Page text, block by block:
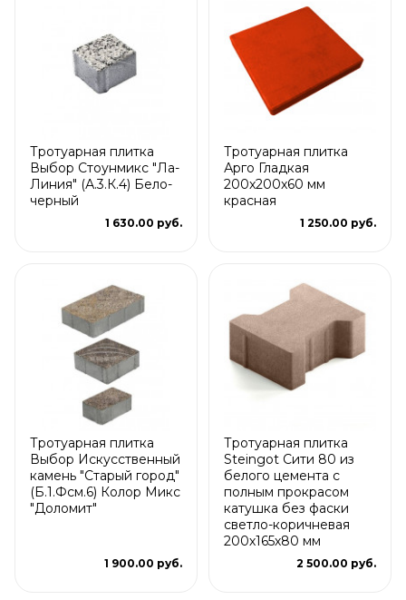
Тротуарная плитка
Выбор Стоунмикс "Ла-
Линия" (А.3.К.4) Бело-
черный
1 630.00 руб.
Тротуарная плитка
Арго Гладкая
200x200x60 мм
красная
1 250.00 руб.
Тротуарная плитка
Выбор Искусственный
камень "Старый город"
(Б.1.Фсм.6) Колор Микс
"Доломит"
1 900.00 руб.
Тротуарная плитка
Steingot Сити 80 из
белого цемента с
полным прокрасом
катушка без фаски
светло-коричневая
200х165х80 мм
2 500.00 руб.